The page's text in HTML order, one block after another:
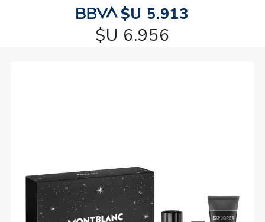
$U 5.913
$U 6.956